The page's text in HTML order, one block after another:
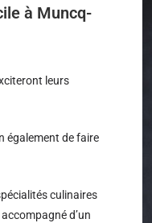
à Muncq-
leurs
également de faire
culinaires
d’un